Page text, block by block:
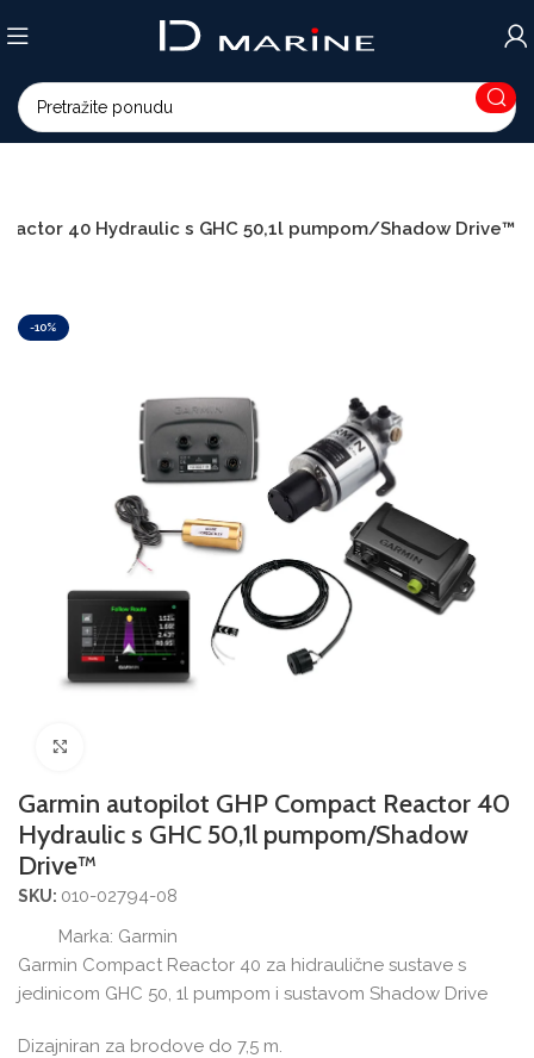
40 Hydraulic s GHC 50,1l pumpom/Shadow Drive™
-10%
Garmin autopilot GHP Compact Reactor 40
Hydraulic s GHC 50,1l pumpom/Shadow
Drive™
SKU: 010-02794-08
Marka: Garmin
Garmin Compact Reactor 40 za hidraulične sustave s
jedinicom GHC 50, 1l pumpom i sustavom Shadow Drive
Dizajniran za brodove do 7,5 m.